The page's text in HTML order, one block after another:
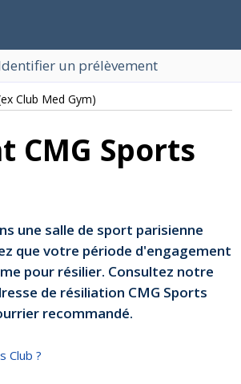
un prélèvement
Club Med Gym)
CMG Sports
une salle de sport parisienne
que votre période d'engagement
pour résilier. Consultez notre
de résiliation CMG Sports
recommandé.
Club ?